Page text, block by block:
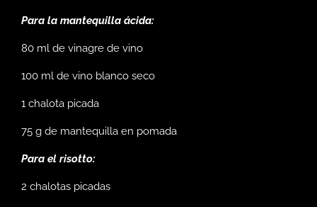
Para la mantequilla ácida:
80 ml de vinagre de vino
100 ml de vino blanco seco
1 chalota picada
75 g de mantequilla en pomada
Para el risotto:
2 chalotas picadas